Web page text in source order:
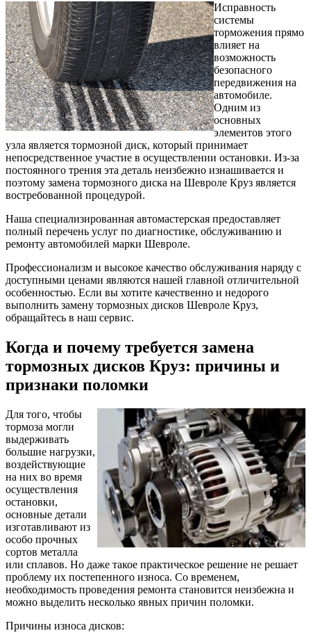
Исправность
системы
торможения прямо
влияет на
возможность
безопасного
передвижения на
автомобиле.
Одним из
основных
элементов этого
узла является тормозной диск, который принимает
непосредственное участие в осуществлении остановки. Из-за
постоянного трения эта деталь неизбежно изнашивается и
поэтому замена тормозного диска на Шевроле Круз является
востребованной процедурой.
Наша специализированная автомастерская предоставляет
полный перечень услуг по диагностике, обслуживанию и
ремонту автомобилей марки Шевроле.
Профессионализм и высокое качество обслуживания наряду с
доступными ценами являются нашей главной отличительной
особенностью. Если вы хотите качественно и недорого
выполнить замену тормозных дисков Шевроле Круз,
обращайтесь в наш сервис.
Когда и почему требуется замена
тормозных дисков Круз: причины и
признаки поломки
Для того, чтобы
тормоза могли
выдерживать
большие нагрузки,
воздействующие
на них во время
осуществления
остановки,
основные детали
изготавливают из
особо прочных
сортов металла
или сплавов. Но даже такое практическое решение не решает
проблему их постепенного износа. Со временем,
необходимость проведения ремонта становится неизбежна и
можно выделить несколько явных причин поломки.
Причины износа дисков: